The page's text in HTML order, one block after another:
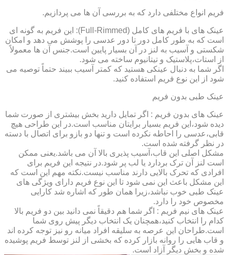
فریم انواع مختلفی دارد که به بررسی آن ها می پردازیم.
عینک های با فریم های کامل (Full-Rimmed): این فریم به گونه ای
است که به طور کامل دور تا دور عدسی را پوشش می دهد و امکان
شکستی و آسیب به لنز در آن بسیار پایین است.جنس آن ها معمولاً
از استات،پلاستیک و تیتانیوم ساخته می شود.
اگر شما به دنبال عینکی هستید که کمتر آسیب ببیند حتماً توصیه می
شود از این نوع فریم استفاده کنید.
عینک طبی بدون فریم
عینک های بدون فریم : اگر تمایل دارید بخش بیشتری از صورت شما
دیده شود،این فریم بسیار برایتان مناسب است.در این طراحی هیچ
قابی،عدسی را احاطه نکرده است و تنها دو بازو برای اتصال با دسته
در نظر گرفته شده است.
مشکل اصلی این قاب،آسیب پذیری بالا آن می باشد.یعنی ممکن
است لنز آن ترک بردارد یا لب پر شود.در نتیجه این فریم برای
افرادی که تحرک بالایی دارند مناسب نیست.نکته مهم این است که
این مشکل باعث این نمی شود تا این نوع فریم دارای ویژگی های
عینک طبی خوب نباشد،زیرا همان طور که اشاره شد کارایی
مخصوص خود را دارد.
عینک های نیم فریم : اگر شما هم دقیقاً نمی دانید بین دو فریم بالا
کدام را انتخاب کنید،همچنان یک انتخاب دیگر پیش روی شما
است.طراحان این عرصه به سلیقه افراد میانه رو نیز توجه کرده اند
و قاب هایی را روانه بازار کرده که بخشی از لنز توسط فریم پوشیده
شده و بخش دیگر آزاد است.